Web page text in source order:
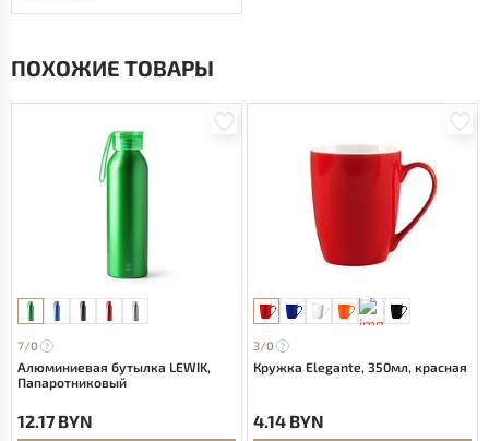
ПОХОЖИЕ ТОВАРЫ
7/0
Алюминиевая бутылка LEWIK,
Папаротниковый
12.17 BYN
3/0
Кружка Elegante, 350мл, красная
4.14 BYN